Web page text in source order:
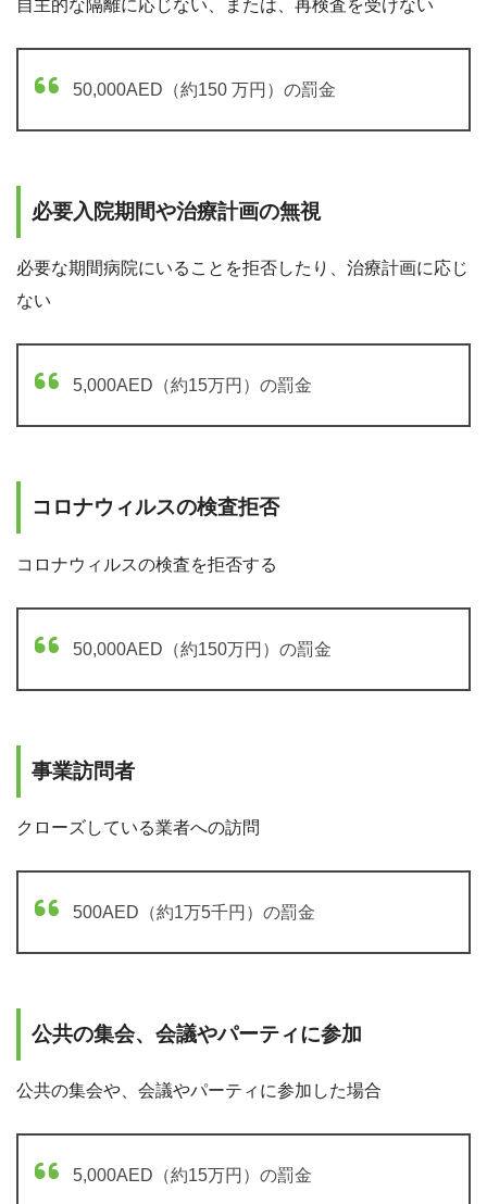
自主的な隔離に応じない、または、再検査を受けない
50,000AED（約150 万円）の罰金
必要入院期間や治療計画の無視
必要な期間病院にいることを拒否したり、治療計画に応じ
ない
5,000AED（約15万円）の罰金
コロナウィルスの検査拒否
コロナウィルスの検査を拒否する
50,000AED（約150万円）の罰金
事業訪問者
クローズしている業者への訪問
500AED（約1万5千円）の罰金
公共の集会、会議やパーティに参加
公共の集会や、会議やパーティに参加した場合
5,000AED（約15万円）の罰金